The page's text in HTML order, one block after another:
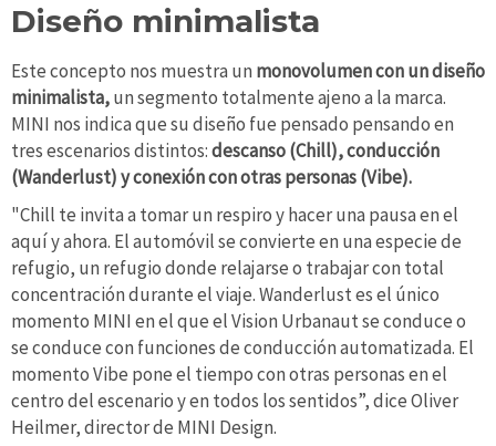
Diseño minimalista
Este concepto nos muestra un monovolumen con un diseño
minimalista,un segmento totalmente ajeno a la marca.
MINI nos indica que su diseño fue pensado pensando en
tres escenarios distintos:descanso (Chill), conducción
(Wanderlust) y conexión con otras personas (Vibe).
"Chill te invita a tomar un respiro y hacer una pausa en el
aquí y ahora. El automóvil se convierte en una especie de
refugio, un refugio donde relajarse o trabajar con total
concentración durante el viaje. Wanderlust es el único
momento MINI en el que el Vision Urbanaut se conduce o
se conduce con funciones de conducción automatizada. El
momento Vibe pone el tiempo con otras personas en el
centro del escenario y en todos los sentidos”, dice Oliver
Heilmer, director de MINI Design.